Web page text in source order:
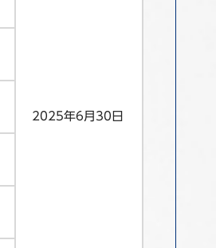
2025年6月30日